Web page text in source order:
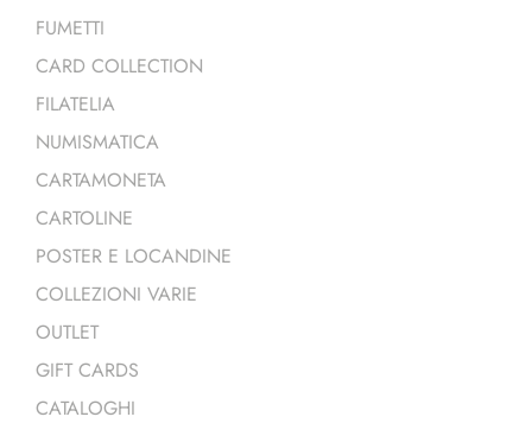
FUMETTI
CARD COLLECTION
FILATELIA
NUMISMATICA
CARTAMONETA
CARTOLINE
POSTER E LOCANDINE
COLLEZIONI VARIE
OUTLET
GIFT CARDS
CATALOGHI